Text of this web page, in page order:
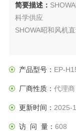
简要描述：
科学供应
SHOWA昭和风机
产品型号： EP-
厂商性质： 代理商
更新时间： 2025-
访 问 量： 608